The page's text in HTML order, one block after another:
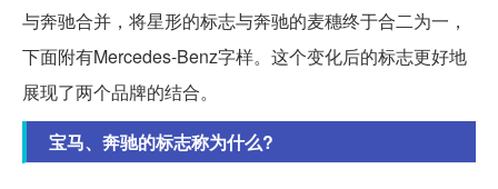
与奔驰合并，将星形的标志与奔驰的麦穗终于合二为一，
下面附有Mercedes-Benz字样。这个变化后的标志更好地
展现了两个品牌的结合。
宝马、奔驰的标志称为什么?